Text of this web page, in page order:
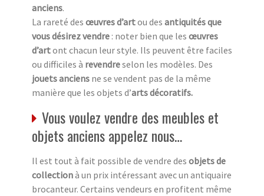
anciens.
La rareté des œuvres d’artou des antiquités que
vous désirez vendre : noter bien que les œuvres
d’artont chacun leur style. Ils peuvent être faciles
ou difficiles à revendreselon les modèles. Des
jouets anciens ne se vendent pas de la même
manière que les objets d’arts décoratifs.
Vous voulez vendre des meubles et
objets anciens appelez nous…
Il est tout à fait possible de vendre des objets de
collectionà un prix intéressant avec un antiquaire
brocanteur. Certains vendeurs en profitent même